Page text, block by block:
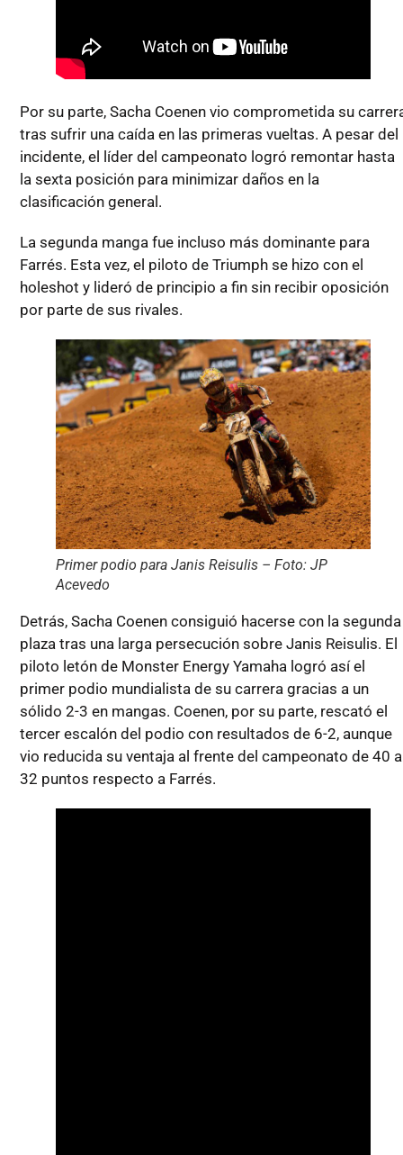
Por su parte, Sacha Coenen vio comprometida su
tras sufrir una caída en las primeras vueltas. A pesar del
incidente, el líder del campeonato logró remontar hasta
la sexta posición para minimizar daños en la
clasificación general.
La segunda manga fue incluso más dominante para
Farrés. Esta vez, el piloto de Triumph se hizo con el
holeshot y lideró de principio a fin sin recibir oposición
por parte de sus rivales.
Primer podio para Janis Reisulis – Foto: JP
Acevedo
Detrás, Sacha Coenen consiguió hacerse con la segunda
plaza tras una larga persecución sobre Janis Reisulis. El
piloto letón de Monster Energy Yamaha logró así el
primer podio mundialista de su carrera gracias a un
sólido 2-3 en mangas. Coenen, por su parte, rescató el
tercer escalón del podio con resultados de 6-2, aunque
vio reducida su ventaja al frente del campeonato de 40 a
32 puntos respecto a Farrés.